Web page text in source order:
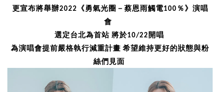
更宣布將舉辦2022《勇氣光圈－蔡恩雨觸電100％》演唱
會
選定台北為首站 將於10/22開唱
為演唱會提前嚴格執行減重計畫 希望維持更好的狀態與粉
絲們見面